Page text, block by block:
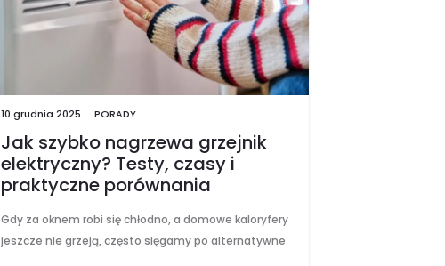
10 grudnia 2025 PORADY
Jak szybko nagrzewa grzejnik
elektryczny? Testy, czasy i
praktyczne porównania
Gdy za oknem robi się chłodno, a domowe kaloryfery
jeszcze nie grzeją, często sięgamy po alternatywne